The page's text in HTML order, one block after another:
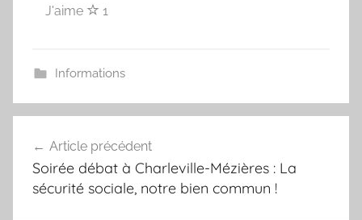
J'aime 1
Informations
de
l’article
Article précédent
Soirée débat à Charleville-Mézières : La
sécurité sociale, notre bien commun !